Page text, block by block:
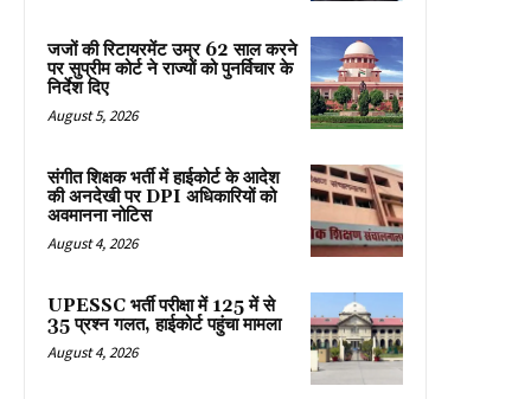
जजों की रिटायरमेंट उम्र 62 साल करने
पर सुप्रीम कोर्ट ने राज्यों को पुनर्विचार के
निर्देश दिए
August 5, 2026
संगीत शिक्षक भर्ती में हाईकोर्ट के आदेश
की अनदेखी पर DPI अधिकारियों को
अवमानना नोटिस
August 4, 2026
UPESSC भर्ती परीक्षा में 125 में से
35 प्रश्न गलत, हाईकोर्ट पहुंचा मामला
August 4, 2026